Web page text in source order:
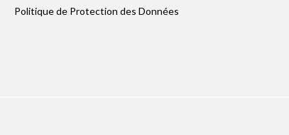
Politique de Protection des Données